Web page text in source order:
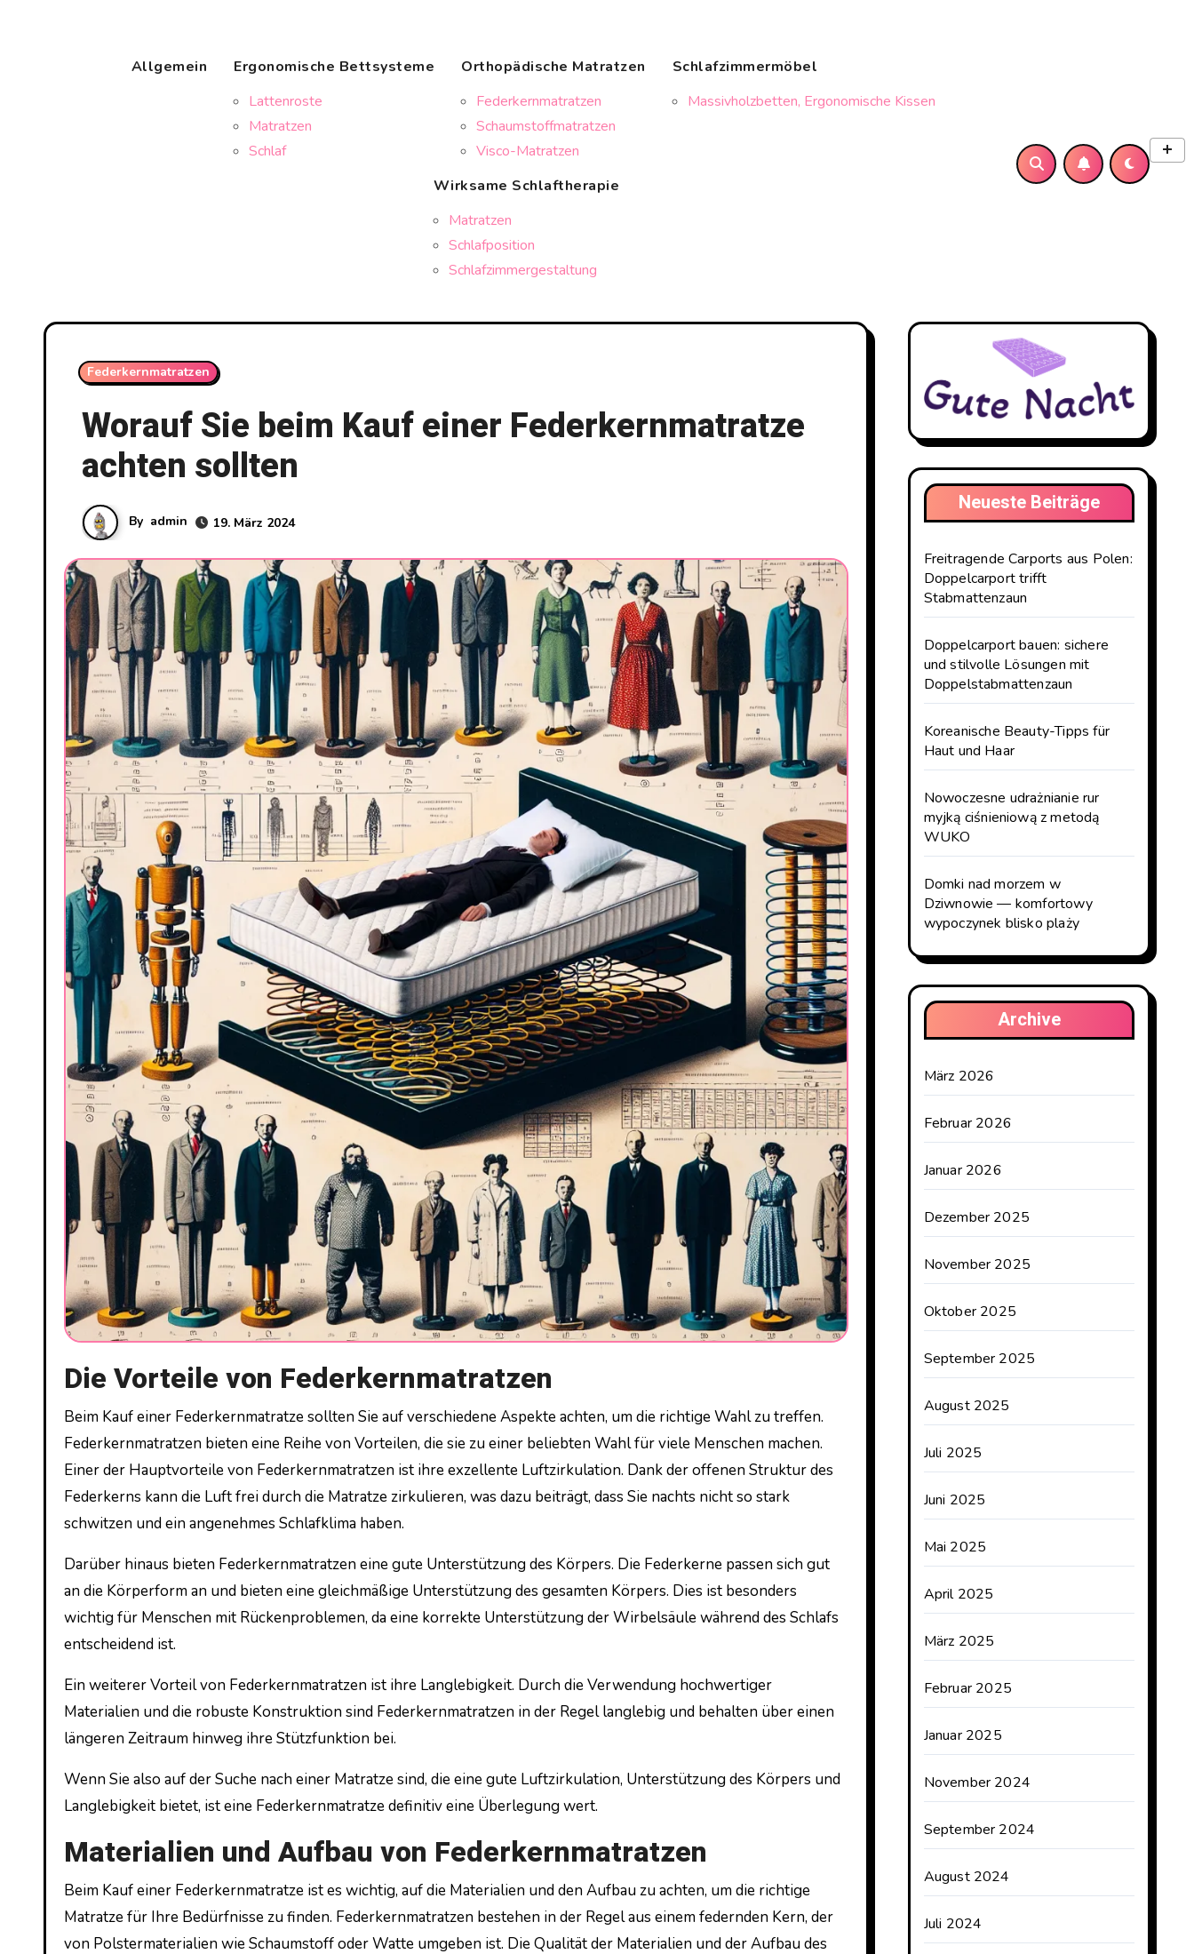
Allgemein
Ergonomische Bettsysteme
Lattenroste
Matratzen
Schlaf
Orthopädische Matratzen
Federkernmatratzen
Schaumstoffmatratzen
Visco-Matratzen
Schlafzimmermöbel
Massivholzbetten, Ergonomische Kissen
Wirksame Schlaftherapie
Matratzen
Schlafposition
Schlafzimmergestaltung
Federkernmatratzen
Worauf Sie beim Kauf einer Federkernmatratze
achten sollten
By admin 19. März 2024
Die Vorteile von Federkernmatratzen
Beim Kauf einer Federkernmatratze sollten Sie auf verschiedene Aspekte achten, um die richtige Wahl zu treffen.
Federkernmatratzen bieten eine Reihe von Vorteilen, die sie zu einer beliebten Wahl für viele Menschen machen.
Einer der Hauptvorteile von Federkernmatratzen ist ihre exzellente Luftzirkulation. Dank der offenen Struktur des
Federkerns kann die Luft frei durch die Matratze zirkulieren, was dazu beiträgt, dass Sie nachts nicht so stark
schwitzen und ein angenehmes Schlafklima haben.
Darüber hinaus bieten Federkernmatratzen eine gute Unterstützung des Körpers. Die Federkerne passen sich gut
an die Körperform an und bieten eine gleichmäßige Unterstützung des gesamten Körpers. Dies ist besonders
wichtig für Menschen mit Rückenproblemen, da eine korrekte Unterstützung der Wirbelsäule während des Schlafs
entscheidend ist.
Ein weiterer Vorteil von Federkernmatratzen ist ihre Langlebigkeit. Durch die Verwendung hochwertiger
Materialien und die robuste Konstruktion sind Federkernmatratzen in der Regel langlebig und behalten über einen
längeren Zeitraum hinweg ihre Stützfunktion bei.
Wenn Sie also auf der Suche nach einer Matratze sind, die eine gute Luftzirkulation, Unterstützung des Körpers und
Langlebigkeit bietet, ist eine Federkernmatratze definitiv eine Überlegung wert.
Materialien und Aufbau von Federkernmatratzen
Beim Kauf einer Federkernmatratze ist es wichtig, auf die Materialien und den Aufbau zu achten, um die richtige
Matratze für Ihre Bedürfnisse zu finden. Federkernmatratzen bestehen in der Regel aus einem federnden Kern, der
von Polstermaterialien wie Schaumstoff oder Watte umgeben ist. Die Qualität der Materialien und der Aufbau des
Neueste Beiträge
Freitragende Carports aus Polen:
Doppelcarport trifft
Stabmattenzaun
Doppelcarport bauen: sichere
und stilvolle Lösungen mit
Doppelstabmattenzaun
Koreanische Beauty-Tipps für
Haut und Haar
Nowoczesne udrażnianie rur
myjką ciśnieniową z metodą
WUKO
Domki nad morzem w
Dziwnowie — komfortowy
wypoczynek blisko plaży
Archive
März 2026
Februar 2026
Januar 2026
Dezember 2025
November 2025
Oktober 2025
September 2025
August 2025
Juli 2025
Juni 2025
Mai 2025
April 2025
März 2025
Februar 2025
Januar 2025
November 2024
September 2024
August 2024
Juli 2024